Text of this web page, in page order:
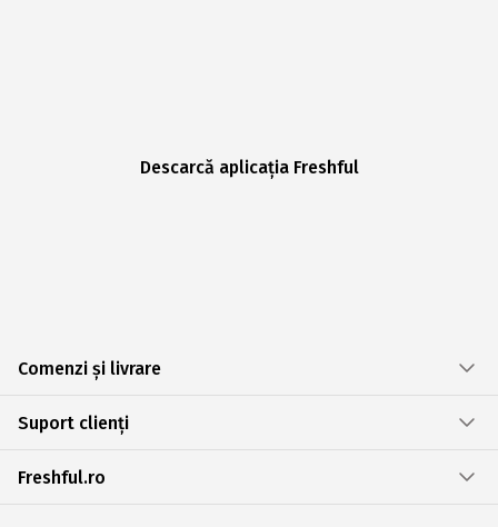
Descarcă aplicația Freshful
Comenzi și livrare
Suport clienți
Freshful.ro